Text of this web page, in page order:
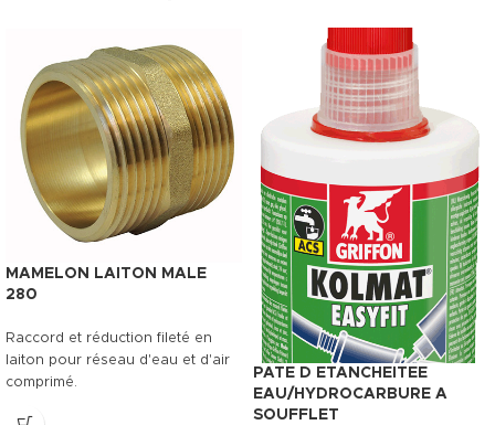
MAMELON LAITON MALE
280
Raccord et réduction fileté en
laiton pour réseau d'eau et d'air
comprimé.
PATE D ETANCHEITEE
EAU/HYDROCARBURE A
SOUFFLET